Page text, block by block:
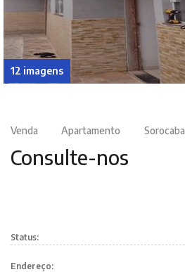
12 imagens
Venda Apartamento Sorocaba
Consulte-nos
Status:
Endereço: